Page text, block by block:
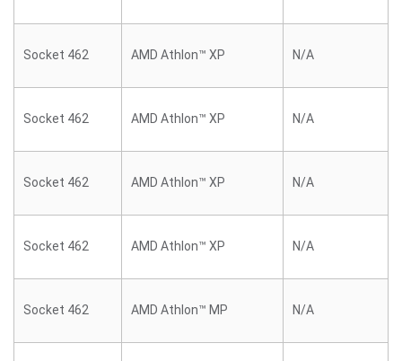
Socket 462 AMD Athlon™ XP N/A
Socket 462 AMD Athlon™ XP N/A
Socket 462 AMD Athlon™ XP N/A
Socket 462 AMD Athlon™ XP N/A
Socket 462 AMD Athlon™ MP N/A